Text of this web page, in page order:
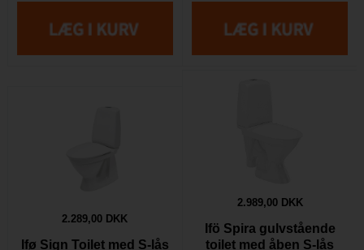
2.289,00 DKK
Ifø Sign Toilet med S-lås
2.989,00 DKK
Ifö Spira gulvstående
toilet med åben S-lås